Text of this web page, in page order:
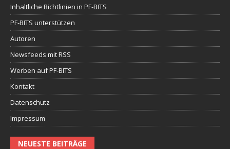
Inhaltliche Richtlinien in PF-BITS
PF-BITS unterstützen
Autoren
Newsfeeds mit RSS
Werben auf PF-BITS
Kontakt
Datenschutz
Impressum
NEUESTE BEITRÄGE